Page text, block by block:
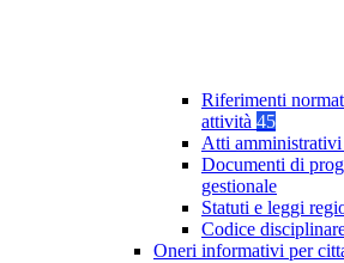
Riferimenti
attività 45
Atti amministrativi
Documenti di
gestionale
Statuti e leggi
Codice
Oneri informativi per